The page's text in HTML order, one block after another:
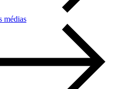
médias